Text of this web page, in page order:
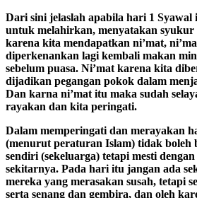
Dari sini jelaslah apabila hari 1
untuk melahirkan, menyatakan
karena kita mendapatkan ni’mat,
diperkenankan lagi kembali makan
sebelum puasa. Ni’mat karena kita
dijadikan pegangan pokok dalam
Dan karna ni’mat itu maka sudah
rayakan dan kita peringati.
Dalam memperingati dan merayakan
(menurut peraturan Islam) tidak boleh
sendiri (sekeluarga) tetapi mesti
sekitarnya. Pada hari itu jangan ada
mereka yang merasakan susah, tetapi
serta senang dan gembira, dan oleh